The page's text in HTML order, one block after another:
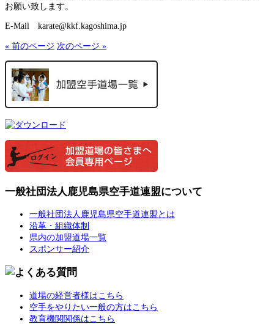
お願い致します。
E-Mail karate@kkf.kagoshima.jp
« 前のページ 次のページ »
一般社団法人鹿児島県空手道連盟について
一般社団法人鹿児島県空手道連盟とは
沿革・組織体制
県内の加盟道場一覧
スポンサー紹介
道場の経営者様はこちら
空手をやりたい一般の方はこちら
教育機関関係はこちら